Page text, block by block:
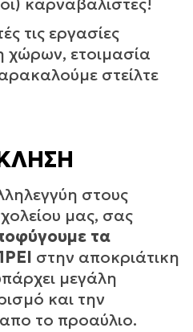
καρναβαλιστές!
τις εργασίες
χώρων, ετοιμασία
στείλτε
στους
μας, σας
τα
στην αποκριάτικη
μεγάλη
και την
το προαύλιο.